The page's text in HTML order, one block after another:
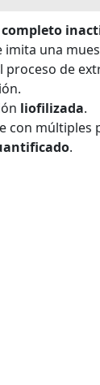
imita una
proceso de
liofilizada.
con múltiples
.